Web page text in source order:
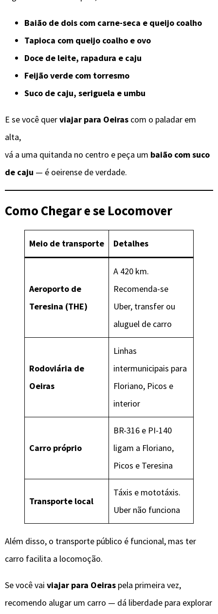
Baião de dois com carne-seca e queijo coalho
Tapioca com queijo coalho e ovo
Doce de leite, rapadura e caju
Feijão verde com torresmo
Suco de caju, seriguela e umbu
E se você querviajar para Oeiras com o paladar em
alta,
vá a uma quitanda no centro e peça um baião com suco
de caju — é oeirense de verdade.
Como Chegar e se Locomover
Meio de transporte Detalhes
Aeroporto de
Teresina (THE)
A 420 km.
Recomenda-se
Uber, transfer ou
aluguel de carro
Rodoviária de
Oeiras
Linhas
intermunicipais para
Floriano, Picos e
interior
Carro próprio
BR-316 e PI-140
ligam a Floriano,
Picos e Teresina
Transporte local
Táxis e mototáxis.
Uber não funciona
Além disso, o transporte público é funcional, mas ter
carro facilita a locomoção.
Se você vai viajar para Oeiras pela primeira vez,
recomendo alugar um carro — dá liberdade para explorar